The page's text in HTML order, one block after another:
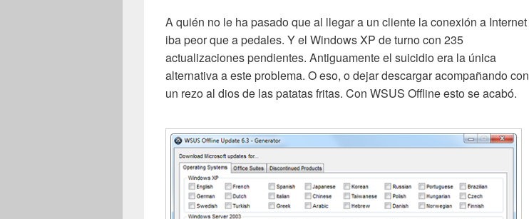
A quién no le ha pasado que al llegar a un cliente la conexión a Internet
iba peor que a pedales. Y el Windows XP de turno con 235
actualizaciones pendientes. Antiguamente el suicidio era la única
alternativa a este problema. O eso, o dejar descargar acompañando con
un rezo al dios de las patatas fritas. Con WSUS Offline esto se acabó.